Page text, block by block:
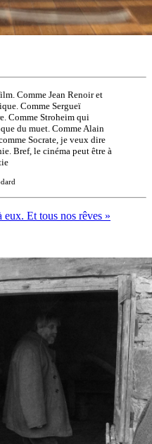
Comme Jean Renoir et
Comme Sergueï
Comme Stroheim qui
du muet. Comme Alain
Socrate, je veux dire
Bref, le cinéma peut être à
Et tous nos rêves »